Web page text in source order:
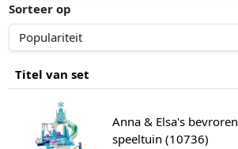
Sorteer op
Titel van set
Anna & Elsa's bevroren
speeltuin (10736)